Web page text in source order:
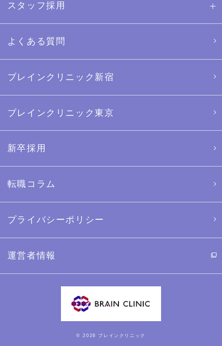
スタッフ採用
よくある質問
ブレインクリニック新宿
ブレインクリニック東京
新卒採用
転職コラム
プライバシーポリシー
運営者情報
© 2026 ブレインクリニック